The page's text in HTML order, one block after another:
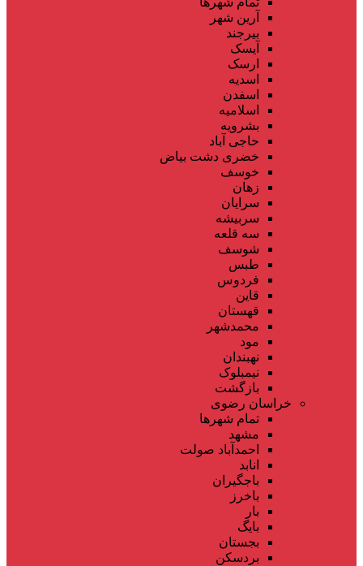
آرین شهر
بیرجند
آیسک
ارسک
اسدیه
اسفدن
اسلامیه
بشرویه
حاجی آباد
خضری دشت بیاض
خوسف
زهان
سرایان
سربیشه
سه قلعه
شوسف
طبس
فردوس
قاین
قهستان
محمدشهر
مود
نهبندان
نیمبلوک
بازگشت
خراسان رضوی
تمام شهر‌ها
مشهد
احمدآباد صولت
انابد
باجگیران
باخرز
بار
بایگ
بجستان
بردسکن